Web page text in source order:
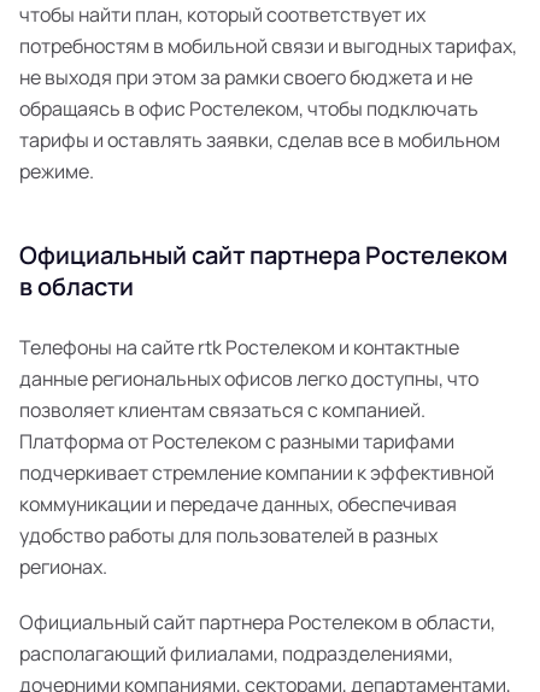
чтобы найти план, который соответствует их
потребностям в мобильной связи и выгодных тарифах,
не выходя при этом за рамки своего бюджета и не
обращаясь в офис Ростелеком, чтобы подключать
тарифы и оставлять заявки, сделав все в мобильном
режиме.
Официальный сайт партнера Ростелеком
в области
Телефоны на сайте rtk Ростелеком и контактные
данные региональных офисов легко доступны, что
позволяет клиентам связаться с компанией.
Платформа от Ростелеком с разными тарифами
подчеркивает стремление компании к эффективной
коммуникации и передаче данных, обеспечивая
удобство работы для пользователей в разных
регионах.
Официальный сайт партнера Ростелеком в области,
располагающий филиалами, подразделениями,
дочерними компаниями, секторами, департаментами,